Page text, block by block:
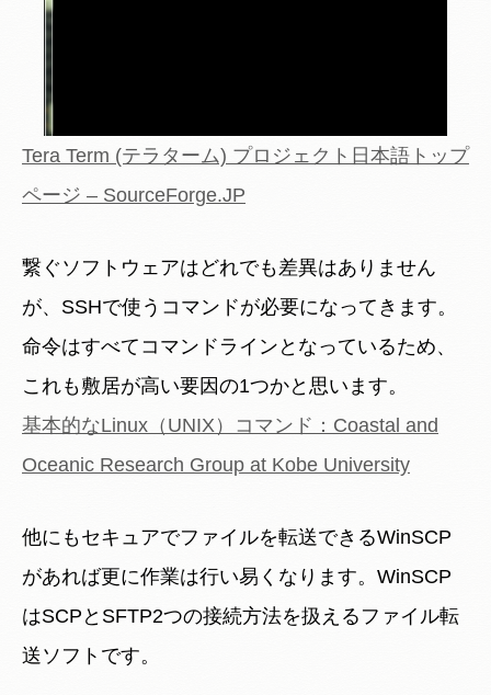
Tera Term (テラターム) プロジェクト日本語トップ
ページ – SourceForge.JP
繋ぐソフトウェアはどれでも差異はありません
が、SSHで使うコマンドが必要になってきます。
命令はすべてコマンドラインとなっているため、
これも敷居が高い要因の1つかと思います。
基本的なLinux（UNIX）コマンド：Coastal and
Oceanic Research Group at Kobe University
他にもセキュアでファイルを転送できるWinSCP
があれば更に作業は行い易くなります。WinSCP
はSCPとSFTP2つの接続方法を扱えるファイル転
送ソフトです。